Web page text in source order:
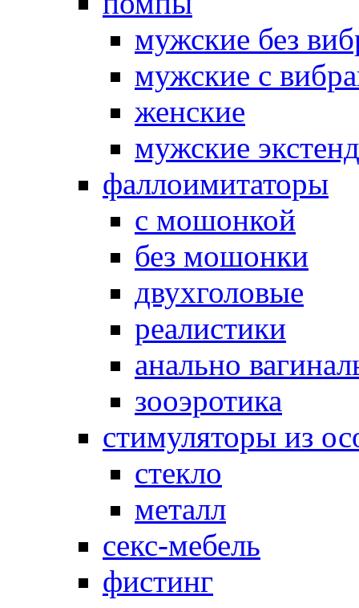
мужские без
мужские с
женские
мужские
фаллоимитаторы
с мошонкой
без мошонки
двухголовые
реалистики
анально
зооэротика
стимуляторы из
стекло
металл
секс-мебель
фистинг